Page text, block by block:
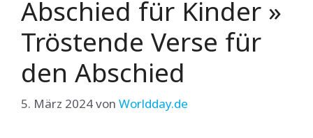
Abschied für Kinder »
Tröstende Verse für
den Abschied
5. März 2024von Worldday.de